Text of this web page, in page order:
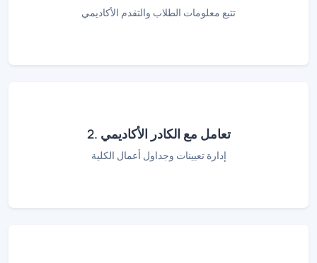
تتبع معلومات الطلاب والتقدم الأكاديمي
2. تعامل مع الكادر الأكاديمي
إدارة تعيينات وجداول أعمال الكلية